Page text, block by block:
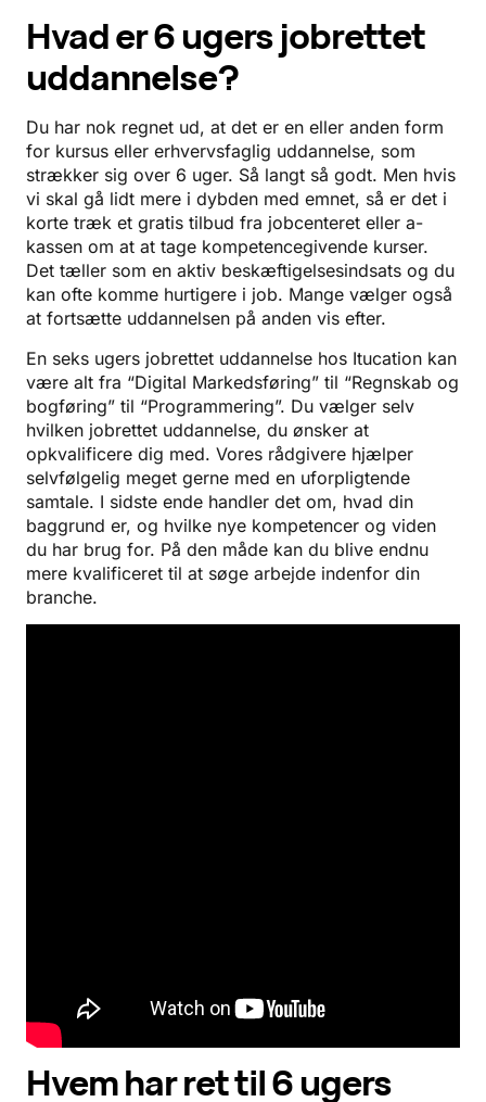
Hvad er 6 ugers jobrettet
uddannelse?
Du har nok regnet ud, at det er en eller anden form
for kursus eller erhvervsfaglig uddannelse, som
strækker sig over 6 uger. Så langt så godt. Men hvis
vi skal gå lidt mere i dybden med emnet, så er det i
korte træk et gratis tilbud fra jobcenteret eller a-
kassen om at at tage kompetencegivende kurser.
Det tæller som en aktiv beskæftigelsesindsats og du
kan ofte komme hurtigere i job. Mange vælger også
at fortsætte uddannelsen på anden vis efter.
En seks ugers jobrettet uddannelse hos Itucation kan
være alt fra “Digital Markedsføring” til “Regnskab og
bogføring” til “Programmering”. Du vælger selv
hvilken jobrettet uddannelse, du ønsker at
opkvalificere dig med. Vores rådgivere hjælper
selvfølgelig meget gerne med en uforpligtende
samtale. I sidste ende handler det om, hvad din
baggrund er, og hvilke nye kompetencer og viden
du har brug for. På den måde kan du blive endnu
mere kvalificeret til at søge arbejde indenfor din
branche.
Hvem har ret til 6 ugers